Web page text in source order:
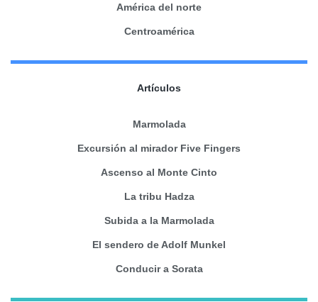
América del norte
Centroamérica
Artículos
Marmolada
Excursión al mirador Five Fingers
Ascenso al Monte Cinto
La tribu Hadza
Subida a la Marmolada
El sendero de Adolf Munkel
Conducir a Sorata